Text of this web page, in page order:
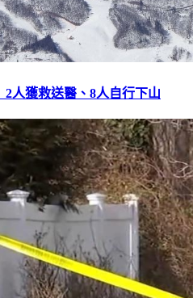
人獲救送醫、8人自行下山